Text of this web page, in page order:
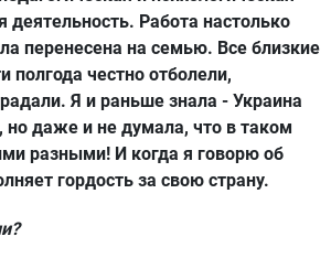
деятельность. Работа настолько
перенесена на семью. Все близкие
полгода честно отболели,
Я и раньше знала - Украина
но даже и не думала, что в таком
разными! И когда я говорю об
гордость за свою страну.